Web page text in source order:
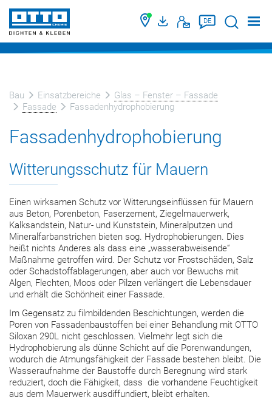
DE Suche
Bau Einsatzbereiche
Glas – Fenster – Fassade
Fassade
Fassadenhydrophobierung
Fassadenhydrophobierung
Witterungsschutz für Mauern
Einen wirksamen Schutz vor Witterungseinflüssen für Mauern
aus Beton, Porenbeton, Faserzement, Ziegelmauerwerk,
Kalksandstein, Natur- und Kunststein, Mineralputzen und
Mineralfarbanstrichen bieten sog. Hydrophobierungen. Dies
heißt nichts Anderes als dass eine „wasserabweisende“
Maßnahme getroffen wird. Der Schutz vor Frostschäden, Salz
oder Schadstoffablagerungen, aber auch vor Bewuchs mit
Algen, Flechten, Moos oder Pilzen verlängert die Lebensdauer
und erhält die Schönheit einer Fassade.
Im Gegensatz zu filmbildenden Beschichtungen, werden die
Poren von Fassadenbaustoffen bei einer Behandlung mit OTTO
Siloxan 290L nicht geschlossen. Vielmehr legt sich die
Hydrophobierung als dünne Schicht auf die Porenwandungen,
wodurch die Atmungsfähigkeit der Fassade bestehen bleibt. Die
Wasseraufnahme der Baustoffe durch Beregnung wird stark
reduziert, doch die Fähigkeit, dass die vorhandene Feuchtigkeit
aus dem Mauerwerk ausdiffundiert, bleibt erhalten.